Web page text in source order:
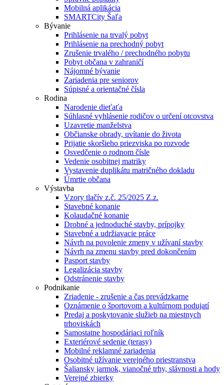
Mobilná aplikácia
SMARTCity Šaľa
Bývanie
Prihlásenie na trvalý pobyt
Prihlásenie na prechodný pobyt
Zrušenie trvalého / prechodného pobytu
Pobyt občana v zahraničí
Nájomné bývanie
Zariadenia pre seniorov
Súpisné a orientačné čísla
Rodina
Narodenie dieťaťa
Súhlasné vyhlásenie rodičov o určení otcovstva
Uzavretie manželstva
Občianske obrady, uvítanie do života
Prijatie skoršieho priezviska po rozvode
Osvedčenie o rodnom čísle
Vedenie osobitnej matriky
Vystavenie duplikátu matričného dokladu
Úmrtie občana
Výstavba
Vzory tlačív z.č. 25/2025 Z.z.
Stavebné konanie
Kolaudačné konanie
Drobné a jednoduché stavby, prípojky
Stavebné a udržiavacie práce
Návrh na povolenie zmeny v užívaní stavby
Návrh na zmenu stavby pred dokončením
Pasport stavby
Legalizácia stavby
Odstránenie stavby
Podnikanie
Zriadenie - zrušenie a čas prevádzkarne
Oznámenie o športovom a kultúrnom podujatí
Predaj a poskytovanie služieb na miestnych
trhoviskách
Samostatne hospodáriaci roľník
Exteriérové sedenie (terasy)
Mobilné reklamné zariadenia
Osobitné užívanie verejného priestranstva
Šaliansky jarmok, vianočné trhy, slávnosti a hody
Verejné zbierky